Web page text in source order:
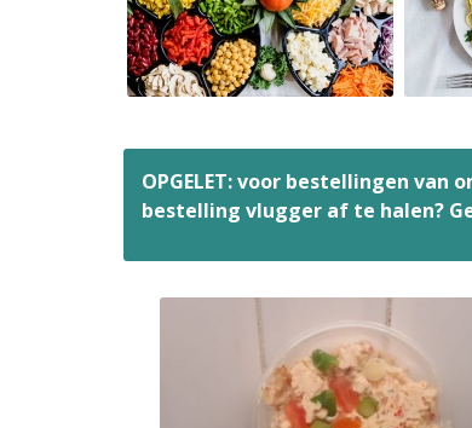
OPGELET: voor bestellingen
bestelling vlugger af te halen?